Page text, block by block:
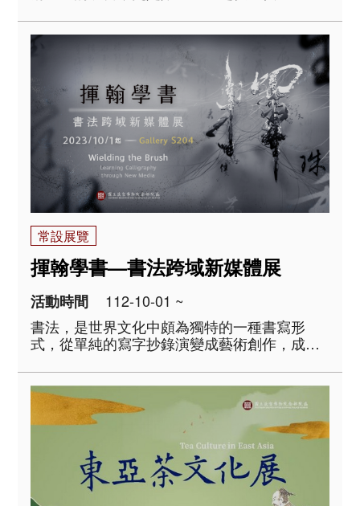
歷史事件的現場。 由於地位特殊，乾清宮也是
庋藏歷代重要文物的寶庫。民國13年清室善後
委員會以千字文「天地玄黃，宇宙洪荒&hell..
常設展覽
揮翰學書—書法跨域新媒體展
活動時間
112-10-01 ~
書法，是世界文化中頗為獨特的一種書寫形
式，從單純的寫字抄錄演變成藝術創作，成為
學書的方法與途徑為概念，分成「惟妙惟肖—
臨摹體驗」、「黑老虎的誕生—拓碑體驗」及
「千文宇宙—沉浸互動劇場」..